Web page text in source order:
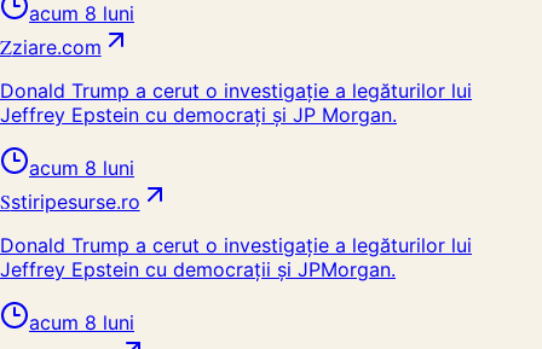
acum 8 luni
Zziare.com
Donald Trump a cerut o investigație a legăturilor lui
Jeffrey Epstein cu democrați și JP Morgan.
acum 8 luni
Sstiripesurse.ro
Donald Trump a cerut o investigație a legăturilor lui
Jeffrey Epstein cu democrații și JPMorgan.
acum 8 luni